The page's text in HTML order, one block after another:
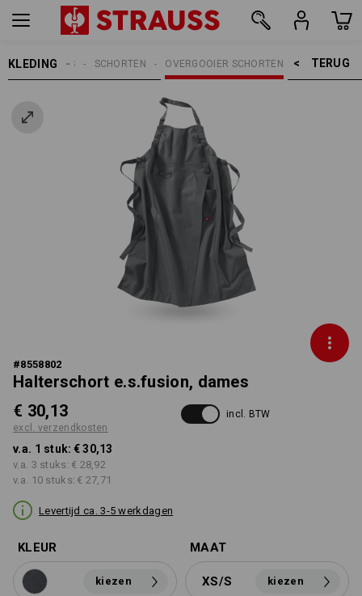
KLEDING TERUG    >
OVERGOOIER SCHORTEN
SCHORTEN
DAMES
#8558802
Halterschort e.s.fusion, dames
€ 30,13
excl. verzendkosten
incl. BTW
v.a. 1 stuk: € 30,13
v.a. 3 stuks: € 28,92
v.a. 10 stuks: € 27,71
Levertijd ca. 3-5 werkdagen
KLEUR
kiezen
MAAT
XS/S kiezen